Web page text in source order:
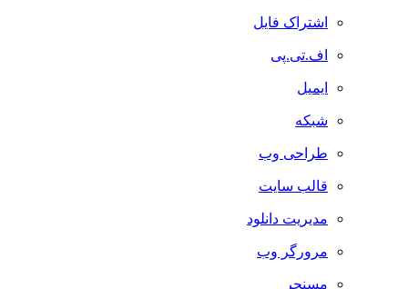
اشتراک فایل
اف.تی.پی
ایمیل
شبکه
طراحی وب
قالب سایت
مدیریت دانلود
مرورگر وب
مسنجر